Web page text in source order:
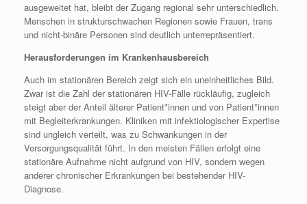
ausgeweitet hat, bleibt der Zugang regional sehr unterschiedlich.
Menschen in strukturschwachen Regionen sowie Frauen, trans
und nicht-binäre Personen sind deutlich unterrepräsentiert.
Herausforderungen im Krankenhausbereich
Auch im stationären Bereich zeigt sich ein uneinheitliches Bild.
Zwar ist die Zahl der stationären HIV-Fälle rückläufig, zugleich
steigt aber der Anteil älterer Patient*innen und von Patient*innen
mit Begleiterkrankungen. Kliniken mit infektiologischer Expertise
sind ungleich verteilt, was zu Schwankungen in der
Versorgungsqualität führt. In den meisten Fällen erfolgt eine
stationäre Aufnahme nicht aufgrund von HIV, sondern wegen
anderer chronischer Erkrankungen bei bestehender HIV-
Diagnose.